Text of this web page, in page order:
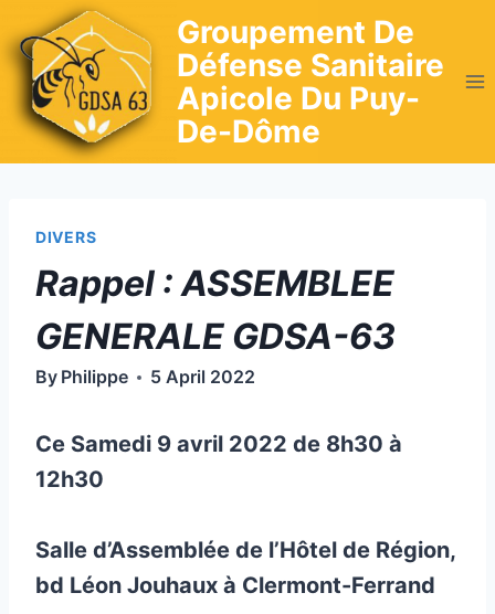
to
content
Groupement De
Défense Sanitaire
Apicole Du Puy-
De-Dôme
DIVERS
Rappel : ASSEMBLEE
GENERALE GDSA-63
By Philippe 5 April 2022
Ce Samedi 9 avril 2022 de 8h30 à
12h30
Salle d’Assemblée de l’Hôtel de Région,
bd Léon Jouhaux à Clermont-Ferrand